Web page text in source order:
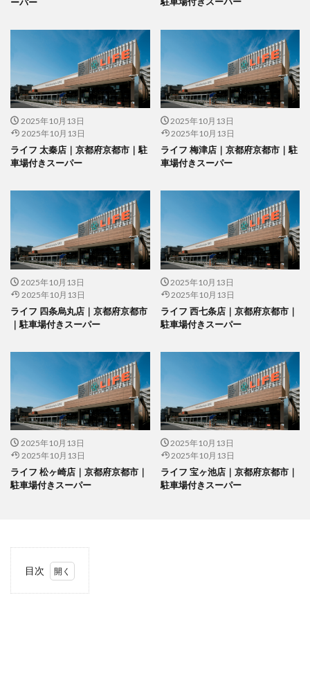
2025年10月13日
2025年10月13日
ライフ 太秦店｜京都府京都市｜駐
車場付きスーパー
2025年10月13日
2025年10月13日
ライフ 梅津店｜京都府京都市｜駐
車場付きスーパー
2025年10月13日
2025年10月13日
ライフ 四条烏丸店｜京都府京都市
｜駐車場付きスーパー
2025年10月13日
2025年10月13日
ライフ 西七条店｜京都府京都市｜
駐車場付きスーパー
2025年10月13日
2025年10月13日
ライフ 松ヶ崎店｜京都府京都市｜
駐車場付きスーパー
2025年10月13日
2025年10月13日
ライフ 宝ヶ池店｜京都府京都市｜
駐車場付きスーパー
目次